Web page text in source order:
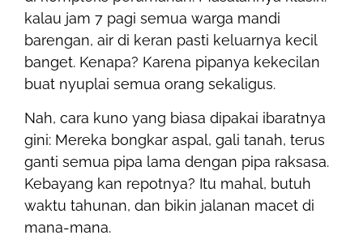
kalau jam 7 pagi semua warga mandi
barengan, air di keran pasti keluarnya kecil
banget. Kenapa? Karena pipanya kekecilan
buat nyuplai semua orang sekaligus.
Nah, cara kuno yang biasa dipakai ibaratnya
gini: Mereka bongkar aspal, gali tanah, terus
ganti semua pipa lama dengan pipa raksasa.
Kebayang kan repotnya? Itu mahal, butuh
waktu tahunan, dan bikin jalanan macet di
mana-mana.